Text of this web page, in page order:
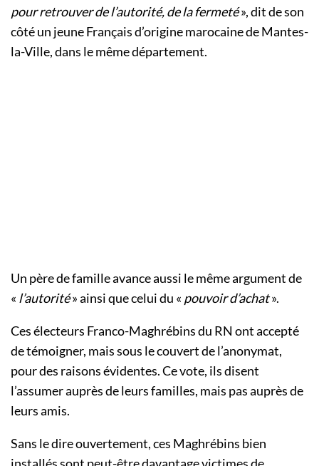
pour re­trou­ver de l’au­to­rité, de la fer­meté», dit de son
côté un jeune Français d’origine marocaine de Mantes-
la-Ville, dans le même département.
Un père de famille avance aussi le même argument de
« l’autorité» ainsi que celui du « pouvoir d’achat».
Ces électeurs Franco-Maghrébins du RN ont accepté
de témoigner, mais sous le couvert de l’anonymat,
pour des raisons évidentes. Ce vote, ils disent
l’assumer auprès de leurs familles, mais pas auprès de
leurs amis.
Sans le dire ouvertement, ces Maghrébins bien